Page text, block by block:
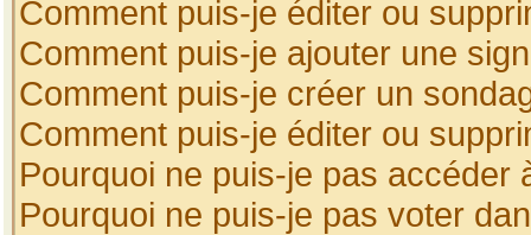
Comment puis-je éditer ou
Comment puis-je ajouter une
Comment puis-je créer un
Comment puis-je éditer ou
Pourquoi ne puis-je pas accéder
Pourquoi ne puis-je pas voter